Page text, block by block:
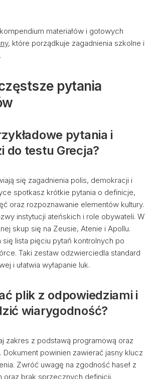
materiałów i gotowych
, które porządkuje zagadnienia szkolne i
pytania
pytania i
do testu Grecja?
się zagadnienia polis, demokracji i
spotkasz krótkie pytania o definicje,
oraz rozpoznawanie elementów kultury.
instytucji ateńskich i role obywateli. W
skup się na Zeusie, Atenie i Apollu.
lista pięciu pytań kontrolnych po
Taki zestaw odzwierciedla standard
i ułatwia wyłapanie luk.
plik z odpowiedziami i
wiarygodność?
zakres z podstawą programową oraz
Dokument powinien zawierać jasny klucz
Zwróć uwagę na zgodność haseł z
oraz brak sprzecznych definicji.